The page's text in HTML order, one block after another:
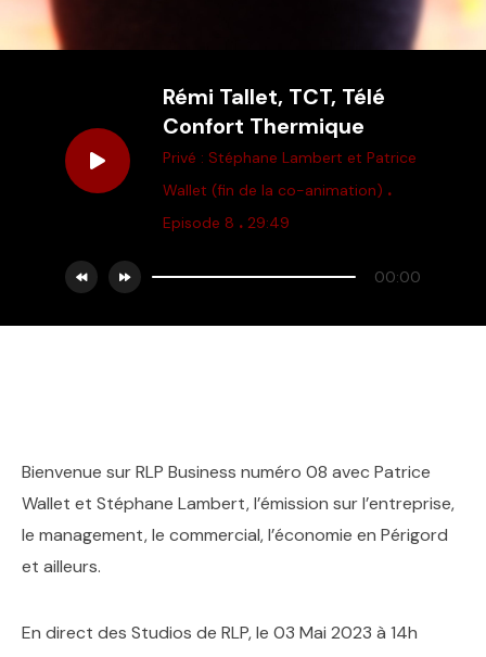
Rémi Tallet, TCT, Télé
Confort Thermique
Privé : Stéphane Lambert et Patrice
Wallet (fin de la co-animation) .
Episode 8 . 29:49
00:00
Bienvenue sur RLP Business numéro 08 avec Patrice
Wallet et Stéphane Lambert, l’émission sur l’entreprise,
le management, le commercial, l’économie en Périgord
et ailleurs.
En direct des Studios de RLP, le 03 Mai 2023 à 14h